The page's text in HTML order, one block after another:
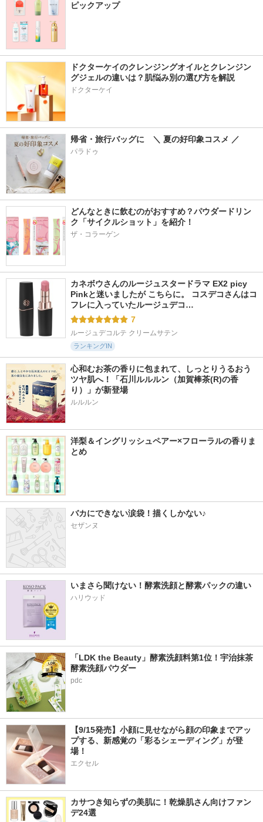
ピックアップ
ドクターケイのクレンジングオイルとクレンジン
グジェルの違いは？肌悩み別の選び方を解説
ドクターケイ
帰省・旅行バッグに　＼ 夏の好印象コスメ ／
パラドゥ
どんなときに飲むのがおすすめ？パウダードリン
ク「サイクルショット」を紹介！
ザ・コラーゲン
カネボウさんのルージュスタードラマ EX2 picy
Pinkと迷いましたが こちらに。 コスデコさんはコ
フレに入っていたルージュデコ…
7
ルージュデコルテ クリームサテン
ランキングIN
心和むお茶の香りに包まれて、しっとりうるおう
ツヤ肌へ！「石川ルルルン（加賀棒茶(R)の香
り）」が新登場
洋梨＆イングリッシュペアー×フローラルの香りま
とめ
バカにできない涙袋！描くしかない♪
セザンヌ
いまさら聞けない！酵素洗顔と酵素パックの違い
ハリウッド
「LDK the Beauty」酵素洗顔料第1位！宇治抹茶
酵素洗顔パウダー
pdc
【9/15発売】小顔に見せながら顔の印象までアッ
プする、新感覚の「彩るシェーディング」が登
場！
エクセル
カサつき知らずの美肌に！乾燥肌さん向けファン
デ24選